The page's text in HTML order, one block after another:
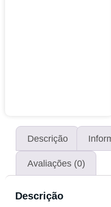
Descrição
Avaliações (0)
Descrição